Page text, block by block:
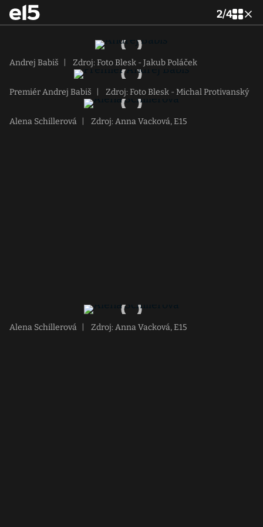
2/4
Andrej Babiš Zdroj: Foto Blesk - Jakub Poláček
Premiér Andrej Babiš Zdroj: Foto Blesk - Michal Protivanský
Alena Schillerová Zdroj: Anna Vacková, E15
Alena Schillerová Zdroj: Anna Vacková, E15